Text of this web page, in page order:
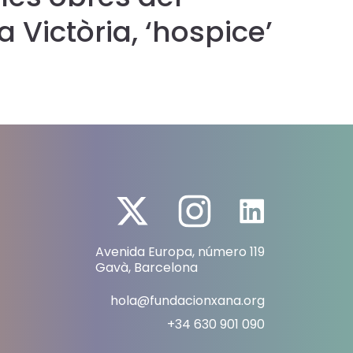
Victòria, ‘hospice’
que col·labora la
Avenida Europa, número 119
Gavà, Barcelona
hola@fundacionxana.org
+34 630 901 090